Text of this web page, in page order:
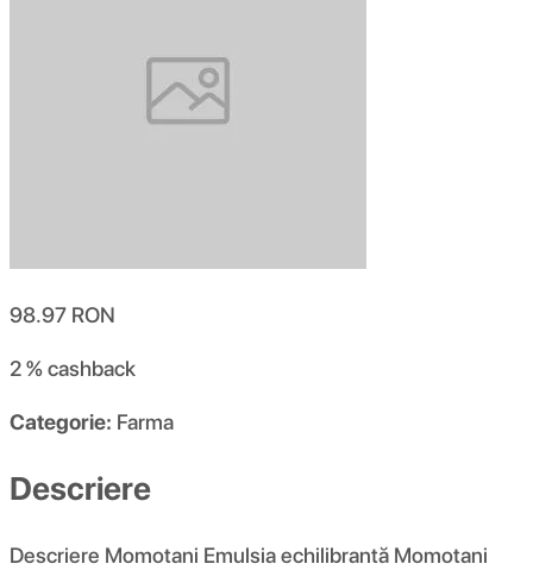
98.97 RON
2 %cashback
Categorie: Farma
Descriere
Descriere Momotani Emulsia echilibrantă Momotani